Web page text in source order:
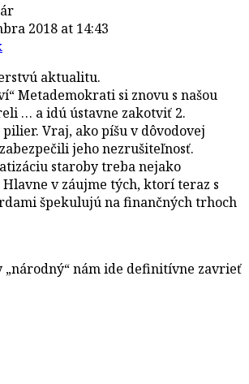
2018 at 14:43
aktualitu.
Metademokrati si znovu s našou
… a idú ústavne zakotviť 2.
Vraj, ako píšu v dôvodovej
jeho nezrušiteľnosť.
staroby treba nejako
v záujme tých, ktorí teraz s
špekulujú na finančných trhoch
„národný“ nám ide definitívne zavrieť